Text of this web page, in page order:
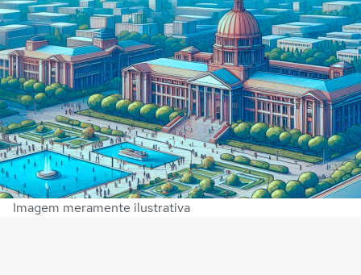
Imagem meramente ilustrativa